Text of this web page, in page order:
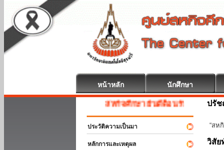
หน้าหลัก นักศึกษา
สหกิจศึกษา ยินดีต้อนรับ
ประวัติความเป็นมา
หลักการและเหตุผล
ปรั
“สห
วิสัย